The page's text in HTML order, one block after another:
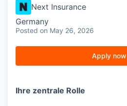
Next Insurance
Germany
Posted on May 26, 2026
Apply now
Ihre zentrale Rolle